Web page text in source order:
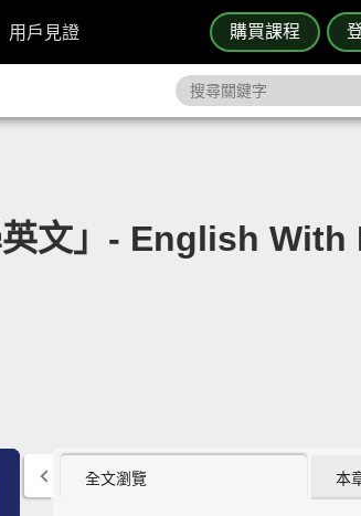
購買課程
用戶見證
文」- English With
全文瀏覽 本